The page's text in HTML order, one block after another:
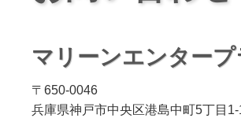
マリーンエンター
〒650-0046
兵庫県神戸市中央区港島中町5丁目1-